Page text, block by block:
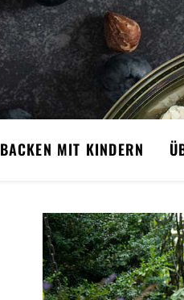
BACKEN MIT KINDERN